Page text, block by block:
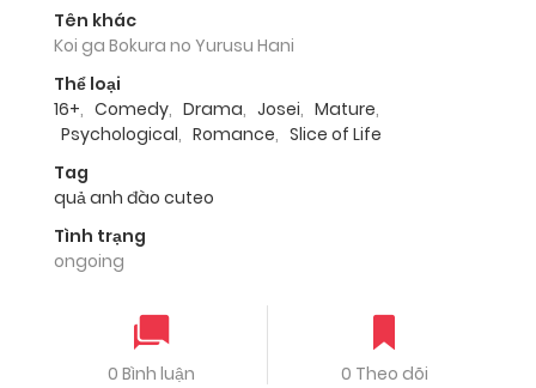
Tên khác
Koi ga Bokura no Yurusu Hani
Thể loại
16+, Comedy, Drama, Josei, Mature,
Psychological, Romance, Slice of Life
Tag
quả anh đào cuteo
Tình trạng
ongoing
0 Bình luận 0 Theo dõi